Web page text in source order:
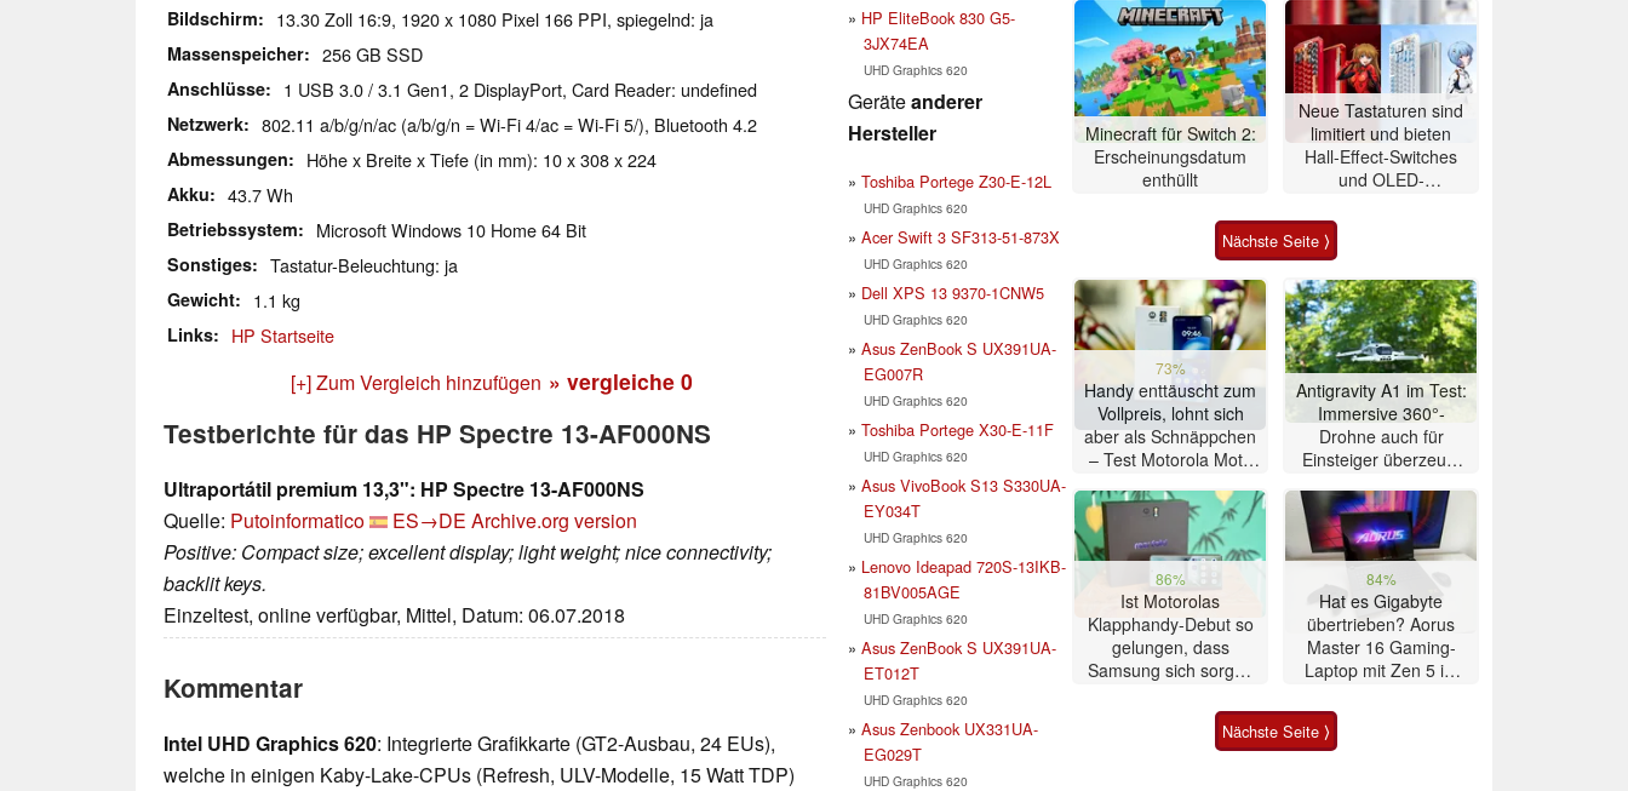
Bildschirm 13.30 Zoll 16:9, 1920 x 1080 Pixel 166 PPI, spiegelnd: ja
Massenspeicher 256 GB SSD
Anschlüsse 1 USB 3.0 / 3.1 Gen1, 2 DisplayPort, Card Reader: undefined
Netzwerk 802.11 a/b/g/n/ac (a/b/g/n = Wi-Fi 4/ac = Wi-Fi 5/), Bluetooth 4.2
Abmessungen Höhe x Breite x Tiefe (in mm): 10 x 308 x 224
Akku 43.7 Wh
Betriebssystem Microsoft Windows 10 Home 64 Bit
Sonstiges Tastatur-Beleuchtung: ja
Gewicht 1.1 kg
Links HP Startseite
[+] Zum Vergleich hinzufügen » vergleiche 0
Testberichte für das HP Spectre 13-AF000NS
Ultraportátil premium 13,3": HP Spectre 13-AF000NS
Quelle: Putoinformatico ES→DE Archive.org version
Positive: Compact size; excellent display; light weight; nice connectivity;
backlit keys.
Einzeltest, online verfügbar, Mittel, Datum: 06.07.2018
Kommentar
Intel UHD Graphics 620: Integrierte Grafikkarte (GT2-Ausbau, 24 EUs),
welche in einigen Kaby-Lake-CPUs (Refresh, ULV-Modelle, 15 Watt TDP)
HP EliteBook 830 G5-
3JX74EA
UHD Graphics 620
Geräteanderer
Hersteller
Toshiba Portege Z30-E-12L
UHD Graphics 620
Acer Swift 3 SF313-51-873X
UHD Graphics 620
Dell XPS 13 9370-1CNW5
UHD Graphics 620
Asus ZenBook S UX391UA-
EG007R
UHD Graphics 620
Toshiba Portege X30-E-11F
UHD Graphics 620
Asus VivoBook S13 S330UA-
EY034T
UHD Graphics 620
Lenovo Ideapad 720S-13IKB-
81BV005AGE
UHD Graphics 620
Asus ZenBook S UX391UA-
ET012T
UHD Graphics 620
Asus Zenbook UX331UA-
EG029T
UHD Graphics 620
angekündigt
Minecraft für Switch 2:
Erscheinungsdatum
enthüllt
Neue Tastaturen sind
limitiert und bieten
Hall-Effect-Switches
und OLED-
Nächste Seite ⟩
73%
Handy enttäuscht zum
Vollpreis, lohnt sich
aber als Schnäppchen
– Test Motorola Moto
Antigravity A1 im Test:
Immersive 360°-
Drohne auch für
Einsteiger überzeugt
86%
Ist Motorolas
Klapphandy-Debut so
gelungen, dass
Samsung sich sorgen
Smartphone im Test
84%
Hat es Gigabyte
übertrieben? Aorus
Master 16 Gaming-
Laptop mit Zen 5 im
Nächste Seite ⟩